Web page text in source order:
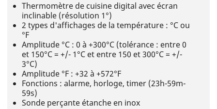
Thermomètre de cuisine digital avec écran
inclinable (résolution 1°)
2 types d'affichages de la température : °C ou
°F
Amplitude °C : 0 à +300°C (tolérance : entre 0
et 150°C = +/- 1°C et entre 150 et 300°C = +/-
3°C)
Amplitude °F : +32 à +572°F
Fonctions : alarme, horloge, timer (23h-59m-
59s)
Sonde perçante étanche en inox